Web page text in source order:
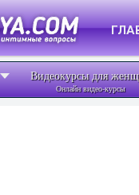
Видеокурсы для
Онлайн видео-курсы